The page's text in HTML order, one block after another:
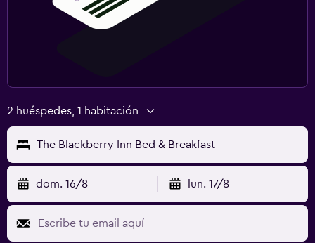
2 huéspedes, 1 habitación
The Blackberry Inn Bed & Breakfast
dom. 16/8 lun. 17/8